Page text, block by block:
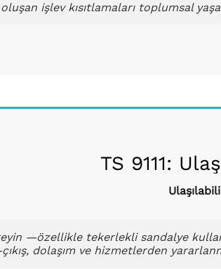
işlev kısıtlamaları toplumsal
TS 9111:
—özellikle tekerlekli sandalye
dolaşım ve hizmetlerden